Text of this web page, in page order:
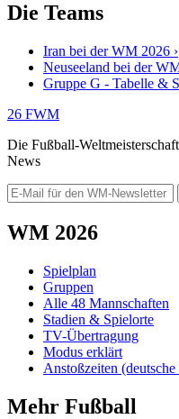
Die Teams
Iran bei der WM 2026 ›
Neuseeland bei der
Gruppe G - Tabelle &
26 FWM
Die Fußball-
News
WM 2026
Spielplan
Gruppen
Alle 48 Mannschaften
Stadien & Spielorte
TV-Übertragung
Modus erklärt
Anstoßzeiten
Mehr Fußball